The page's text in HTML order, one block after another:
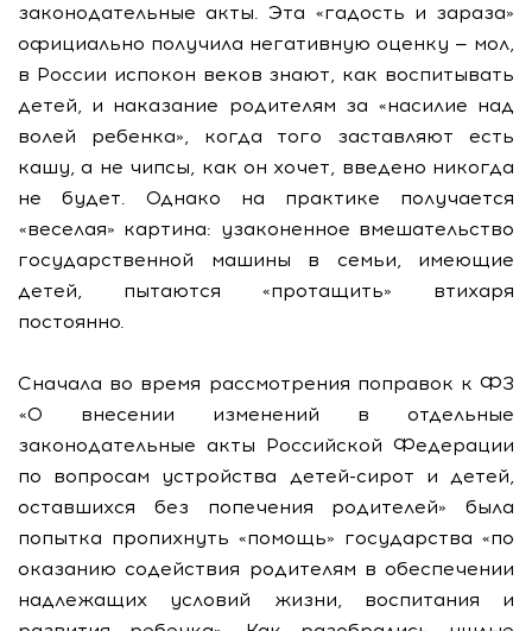
законодательные акты. Эта «гадость и зараза»
официально получила негативную оценку — мол,
в России испокон веков знают, как воспитывать
детей, и наказание родителям за «насилие над
волей ребенка», когда того заставляют есть
кашу, а не чипсы, как он хочет, введено никогда
не будет. Однако на практике получается
«веселая» картина: узаконенное вмешательство
государственной машины в семьи, имеющие
детей, пытаются «протащить» втихаря
постоянно.
Сначала во время рассмотрения поправок к ФЗ
«О внесении изменений в отдельные
законодательные акты Российской Федерации
по вопросам устройства детей-сирот и детей,
оставшихся без попечения родителей» была
попытка пропихнуть «помощь» государства «по
оказанию содействия родителям в обеспечении
надлежащих условий жизни, воспитания и